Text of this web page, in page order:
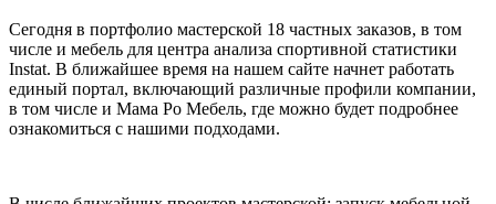
Сегодня в портфолио мастерской 18 частных заказов, в том
числе и мебель для центра анализа спортивной статистики
Instat. В ближайшее время на нашем сайте начнет работать
единый портал, включающий различные профили компании,
в том числе и Мама Ро Мебель, где можно будет подробнее
ознакомиться с нашими подходами.